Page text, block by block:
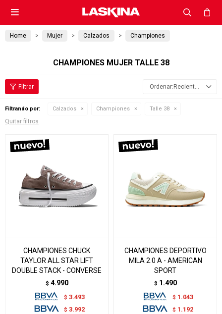

Home Mujer Calzados Championes
CHAMPIONES MUJER TALLE 38
Recientes
Filtrando por: Calzados Championes Talle 38
Quitar filtros
CHAMPIONES CHUCK
TAYLOR ALL STAR LIFT
DOUBLE STACK - CONVERSE
$ 4.990
$ 3.493
$ 3.992
CHAMPIONES DEPORTIVO
MILA 2.0 A - AMERICAN
SPORT
$ 1.490
$ 1.043
$ 1.192